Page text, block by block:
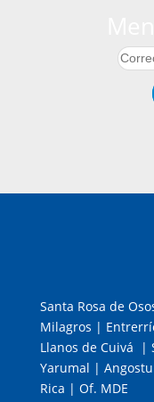
Santa Rosa de
Milagros |
Llanos de Cuivá |
Yarumal |
Rica | Of. MDE